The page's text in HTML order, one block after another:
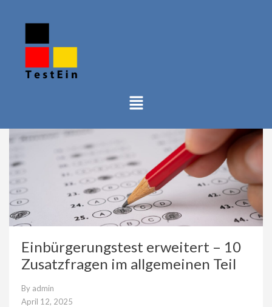
Einbürgerungstest erweitert – 10
Zusatzfragen im allgemeinen Teil
By admin
April 12, 2025